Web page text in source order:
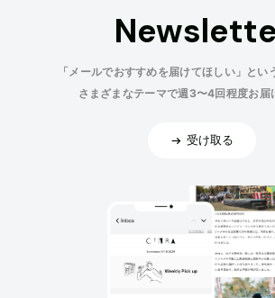
「メールでおすすめを届けてほしい」とい
さまざまなテーマで週3〜4回程度お届
受け取る